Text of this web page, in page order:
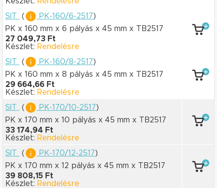
SIT
( PK-160/6-2517)
PK x 160 mm x 6 pályás x 45 mm x TB2517
27 049,73 Ft
Készlet: Rendelésre
SIT
( PK-160/8-2517)
PK x 160 mm x 8 pályás x 45 mm x TB2517
29 664,66 Ft
Készlet: Rendelésre
SIT
( PK-170/10-2517)
PK x 170 mm x 10 pályás x 45 mm x TB2517
33 174,94 Ft
Készlet: Rendelésre
SIT
( PK-170/12-2517)
PK x 170 mm x 12 pályás x 45 mm x TB2517
39 808,15 Ft
Készlet: Rendelésre